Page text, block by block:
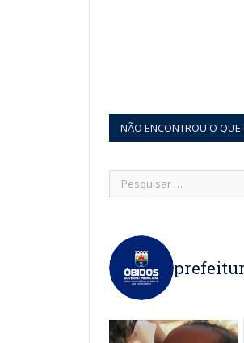
NÃO ENCONTROU O QUE